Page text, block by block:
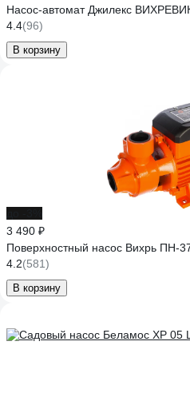
Насос-автомат Джилекс
4.4(96)
В корзину
3 490 ₽
Поверхностный насос Вихрь ПН-
4.2(581)
В корзину